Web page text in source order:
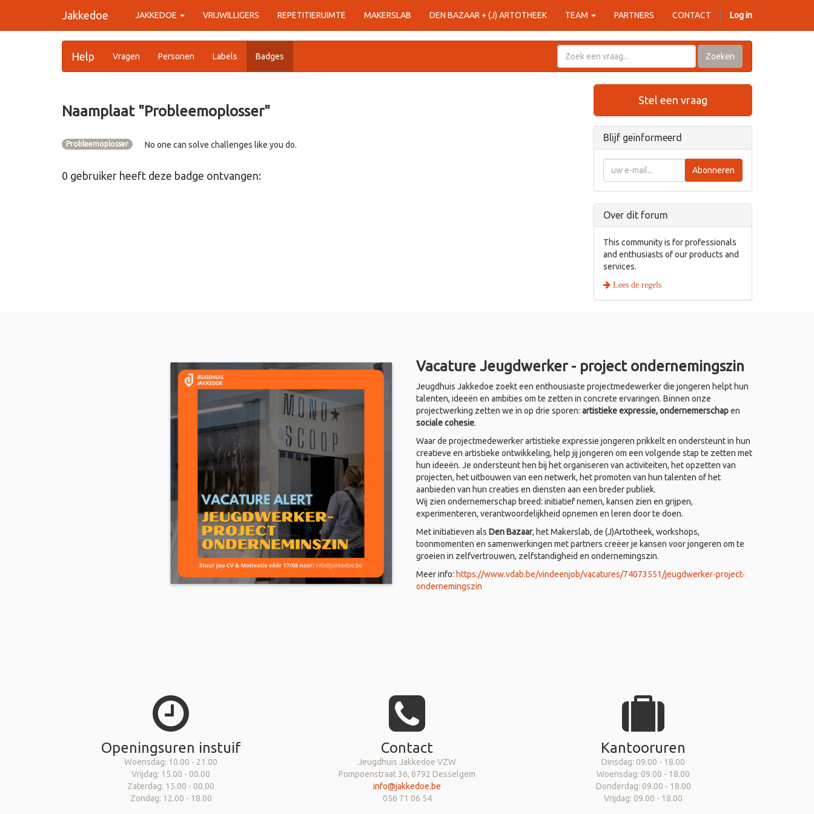
Jakkedoe JAKKEDOE VRIJWILLIGERS REPETITIERUIMTE MAKERSLAB DEN BAZAAR + (J) ARTOTHEEK TEAM PARTNERS CONTACT Log in
Help Vragen Personen Labels Badges Zoeken
Naamplaat "Probleemoplosser"
Probleemoplosser No one can solve challenges like you do.
0 gebruiker heeft deze badge ontvangen:
Stel een vraag
Blijf geïnformeerd
Abonneren
Over dit forum
This community is for professionals
and enthusiasts of our products and
services.
Lees de regels
Vacature Jeugdwerker - project ondernemingszin
Jeugdhuis Jakkedoe zoekt een enthousiaste projectmedewerker die jongeren helpt hun
talenten, ideeën en ambities om te zetten in concrete ervaringen. Binnen onze
projectwerking zetten we in op drie sporen: artistieke expressie, ondernemerschapen
sociale cohesie.
Waar de projectmedewerker artistieke expressie jongeren prikkelt en ondersteunt in hun
creatieve en artistieke ontwikkeling, help jij jongeren om een volgende stap te zetten met
hun ideeën. Je ondersteunt hen bij het organiseren van activiteiten, het opzetten van
projecten, het uitbouwen van een netwerk, het promoten van hun talenten of het
aanbieden van hun creaties en diensten aan een breder publiek.
Wij zien ondernemerschap breed: initiatief nemen, kansen zien en grijpen,
experimenteren, verantwoordelijkheid opnemen en leren door te doen.
Met initiatieven als Den Bazaar, het Makerslab, de (J)Artotheek, workshops,
toonmomenten en samenwerkingen met partners creëer je kansen voor jongeren om te
groeien in zelfvertrouwen, zelfstandigheid en ondernemingszin.
Meer info: https://www.vdab.be/vindeenjob/vacatures/74073551/jeugdwerker-project-
ondernemingszin
Openingsuren instuif
Woensdag: 10.00 - 21.00
Vrijdag: 15.00 - 00.00
Zaterdag: 15.00 - 00.00
Zondag: 12.00 - 18.00
Contact
Jeugdhuis Jakkedoe VZW
Pompoenstraat 36, 8792 Desselgem
info@jakkedoe.be
056 71 06 54
Kantooruren
Dinsdag: 09.00 - 18.00
Woensdag: 09.00 - 18.00
Donderdag: 09.00 - 18.00
Vrijdag: 09.00 - 18.00